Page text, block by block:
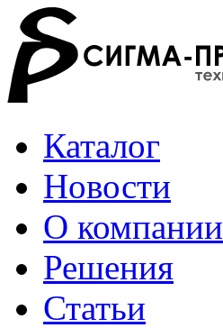
Каталог
Новости
О компании
Решения
Статьи